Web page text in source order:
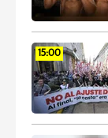
15:00